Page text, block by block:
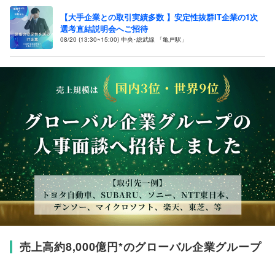
【大手企業との取引実績多数 】安定性抜群IT企業の1次
選考直結説明会へご招待
08/20 (13:30~15:00) 中央･総武線 「亀戸駅」
売上高約8,000億円*のグローバル企業グループ